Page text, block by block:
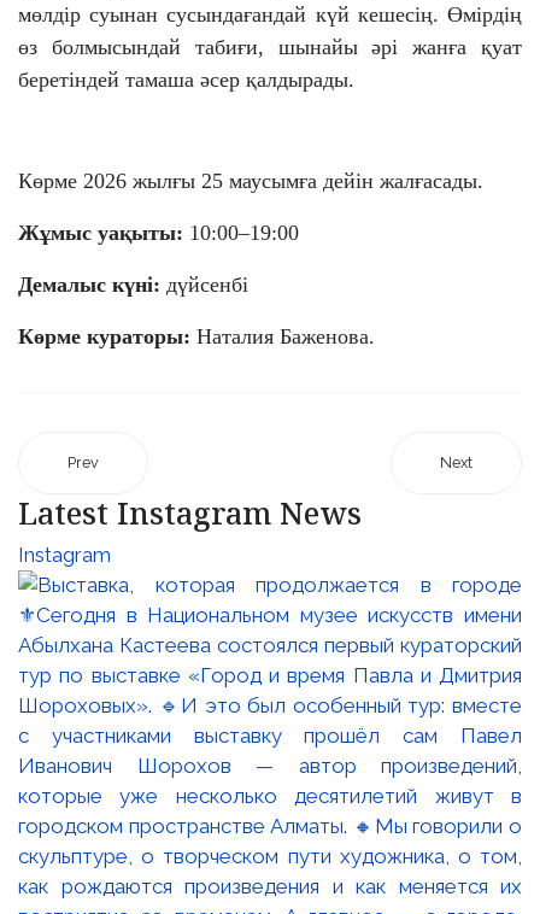
мөлдір суынан сусындағандай күй кешесің. Өмірдің
өз болмысындай табиғи, шынайы әрі жанға қуат
беретіндей тамаша әсер қалдырады.
Көрме 2026 жылғы 25 маусымға дейін жалғасады.
Жұмыс уақыты: 10:00–19:00
Демалыс күні: дүйсенбі
Көрме кураторы: Наталия Баженова.
Prev Next
Latest Instagram News
Instagram